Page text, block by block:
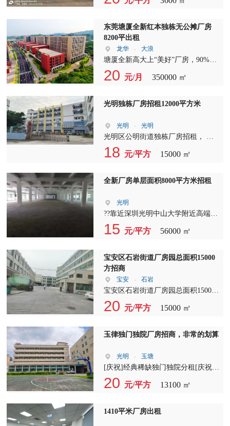
角， B栋：单一层5750平，滴水13
楼8米高，带牛角，两部三吨货梯，
周边没有居民，空地有1万平方左
右，特别适合用电大的客户以及有噪
音有气味行业 宿舍：1-3层1500平
电：2000+KVA（可按需） ?
东莞塘厦全新红本独栋无公摊厂房
8200平出租
龙华 - 大浪
塘厦全新高大上“美好”厂房，90%使
用率，花园式厂房，客货分流，人车
分流，地下停车。 总建筑面积约35
栋独栋总部（5F）、6栋高层研发厂
心；10栋企业总部独栋（1栋、3栋、
4栋、7栋、10栋、11栋、13栋、14
栋、16栋、17栋），5层低密空间，
建面约8200-10600㎡/栋（1栋19200
13、14、16栋8200㎡/栋；10、17栋
分流，1台客梯，1台3T货梯，彰显行
业领军气质，独角兽准上市企业首
15栋），11层高标准智造空间，建面
独立办公大堂，客货分流，2台客
梯，4台货梯（2台3T，2台2T），彰
显成长型企业气质，专精特新企业首
选。 3栋双拼高层产研大厦（2栋、
间，建面约44000㎡/栋，单层面积约
㎡，独立办公大堂，客货分流，3台
客梯，5台货梯（2台3T，3台2T），
选。 1楼层高6米，2楼以上层高4.5
米，丙二类消防； 1楼承重1.5吨，2
至6楼0.75吨，7至11楼0.5吨； 金刚
付。 配套：食堂、超市、高级公
20 元/月 350000 ㎡
光明独栋厂房招租12000平方米
光明 - 光明
光明区公明街道独栋厂房招租， 工
业园厂房标准独栋，合同5年以上，
目前租赁企业正在搬迁。 位置处于
出，园区空地3000平方米，唯一缺陷
18 元/平方 15000 ㎡
全新厂房单层面积8000平方米招租
光明
??靠近深圳光明中山大学附近高端创
新园火热招商： ??全新玻璃幕墙工业
厂房，还剩四至十层，每层8600平方
4.8米，配电2500KVA，承重750kg/平
方米，5吨超大货梯，可做卸货平
台，有消防喷淋，园区空地大，货柜
车好进出，非常适合电商、物流、仓
库的首选之地！
15 元/平方 56000 ㎡
宝安区石岩街道厂房园总面积15000
方招商
宝安 - 石岩
宝安区石岩街道厂房园总面积15000
方招商 [發][發]厂房A栋 1-3层 8400
方 1F 2800方 2F 2800方 3F 2800方
方 2F 850方 3F 850方 4F 850方 5F
[發][發]宿舍楼 1-5层 800方 [發][發]
电房、保安室及其他350方
20 元/平方 15000 ㎡
玉律独门独院厂房招商，非常的划算
光明 - 玉塘
[庆祝]经典稀缺独门独院分租[庆祝]
[發][福]深圳市光明区玉律社区珍玉
二路105号原骏生厂?[發][福] [福]厂
[福]宿舍面积 [福]宿舍1F饭堂425m??
20 元/平方 13100 ㎡
1410平米厂房出租